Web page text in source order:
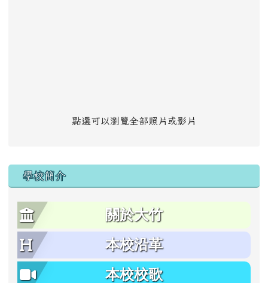
點選可以瀏覽全部照片或影片
學校簡介
關於大竹
本校沿革
本校校歌